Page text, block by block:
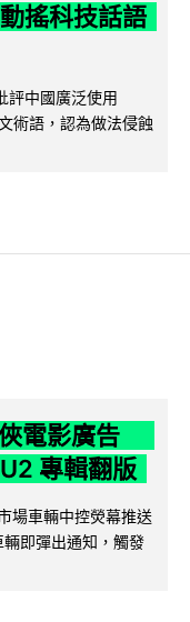
搖科技話語
評中國廣泛使用
術語，認為做法侵蝕
電影廣告
專輯翻版
場車輛中控熒幕推送
輛即彈出通知，觸發